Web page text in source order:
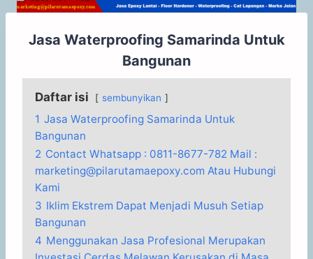
Jasa Waterproofing Samarinda Untuk
Bangunan
Daftar isi sembunyikan
1 Jasa Waterproofing Samarinda Untuk
Bangunan
2 Contact Whatsapp : 0811-8677-782 Mail :
marketing@pilarutamaepoxy.com Atau Hubungi
Kami
3 Iklim Ekstrem Dapat Menjadi Musuh Setiap
Bangunan
4 Menggunakan Jasa Profesional Merupakan